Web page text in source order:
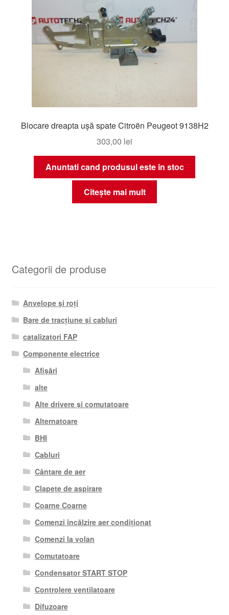
Blocare dreapta ușă spate Citroën Peugeot 9138H2
303,00 lei
Anuntati cand produsul este in stoc
Citește mai mult
Categorii de produse
Anvelope și roți
Bare de tracțiune și cabluri
catalizatori FAP
Componente electrice
Afișări
alte
Alte drivere și comutatoare
Alternatoare
BHI
Cabluri
Cântare de aer
Clapete de aspirare
Coarne Coarne
Comenzi încălzire aer condiționat
Comenzi la volan
Comutatoare
Condensator START STOP
Controlere ventilatoare
Difuzoare